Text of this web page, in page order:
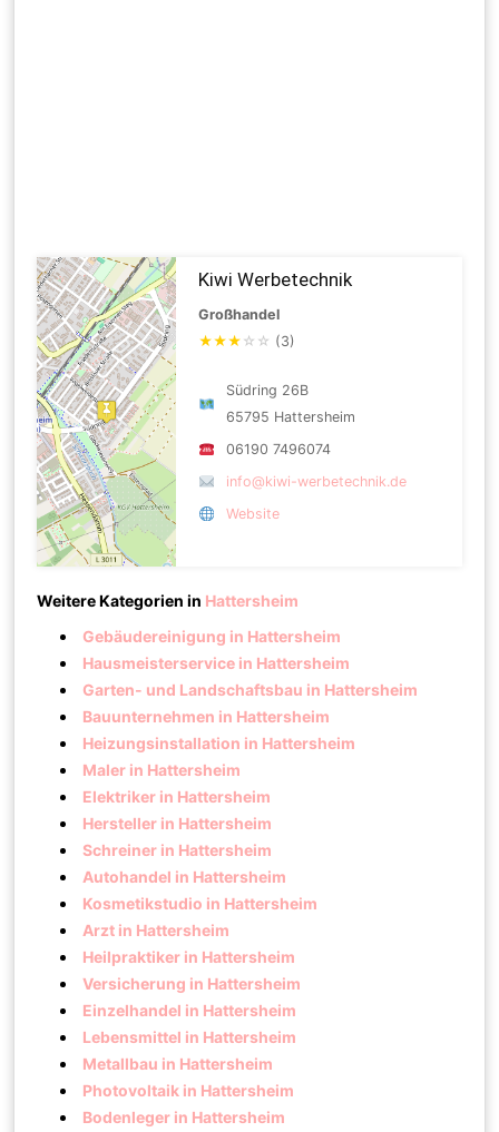
Kiwi Werbetechnik
Großhandel
★★★ ☆ ☆ (3)
Südring 26B
65795 Hattersheim
06190 7496074
info@kiwi-werbetechnik.de
Website
Weitere Kategorien in Hattersheim
Gebäudereinigung in Hattersheim
Hausmeisterservice in Hattersheim
Garten- und Landschaftsbau in Hattersheim
Bauunternehmen in Hattersheim
Heizungsinstallation in Hattersheim
Maler in Hattersheim
Elektriker in Hattersheim
Hersteller in Hattersheim
Schreiner in Hattersheim
Autohandel in Hattersheim
Kosmetikstudio in Hattersheim
Arzt in Hattersheim
Heilpraktiker in Hattersheim
Versicherung in Hattersheim
Einzelhandel in Hattersheim
Lebensmittel in Hattersheim
Metallbau in Hattersheim
Photovoltaik in Hattersheim
Bodenleger in Hattersheim